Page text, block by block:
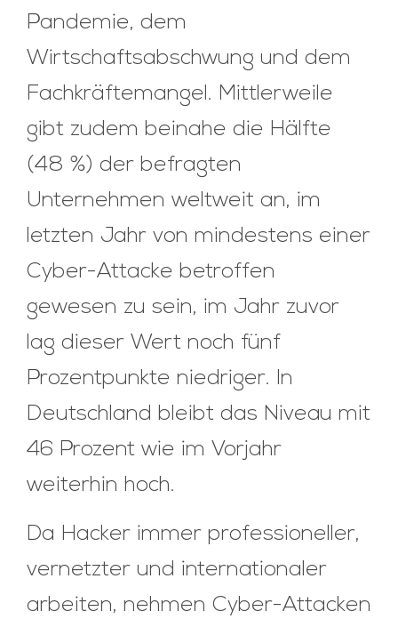
Pandemie, dem
Wirtschaftsabschwung und dem
Fachkräftemangel. Mittlerweile
gibt zudem beinahe die Hälfte
(48 %) der befragten
Unternehmen weltweit an, im
letzten Jahr von mindestens einer
Cyber-Attacke betroffen
gewesen zu sein, im Jahr zuvor
lag dieser Wert noch fünf
Prozentpunkte niedriger. In
Deutschland bleibt das Niveau mit
46 Prozent wie im Vorjahr
weiterhin hoch.
Da Hacker immer professioneller,
vernetzter und internationaler
arbeiten, nehmen Cyber-Attacken